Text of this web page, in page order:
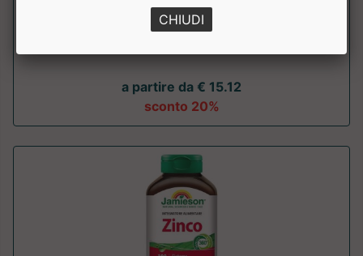
Il Potassio di Jamieson è formulato con potassio gluconato
a partire da € 15.12
sconto 20%
CHIUDI